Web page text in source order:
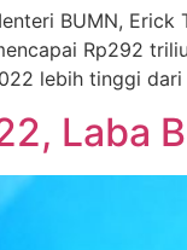
BUMN,
Rp292
lebih tinggi
Laba